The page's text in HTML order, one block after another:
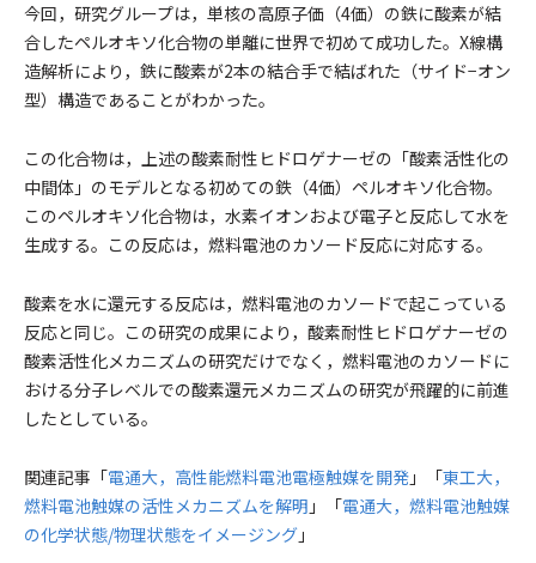
今回，研究グループは，単核の高原子価（4価）の鉄に酸素が結
合したペルオキソ化合物の単離に世界で初めて成功した。X線構
造解析により，鉄に酸素が2本の結合手で結ばれた（サイド−オン
型）構造であることがわかった。
この化合物は，上述の酸素耐性ヒドロゲナーゼの「酸素活性化の
中間体」のモデルとなる初めての鉄（4価）ペルオキソ化合物。
このペルオキソ化合物は，水素イオンおよび電子と反応して水を
生成する。この反応は，燃料電池のカソード反応に対応する。
酸素を水に還元する反応は，燃料電池のカソードで起こっている
反応と同じ。この研究の成果により，酸素耐性ヒドロゲナーゼの
酸素活性化メカニズムの研究だけでなく，燃料電池のカソードに
おける分子レベルでの酸素還元メカニズムの研究が飛躍的に前進
したとしている。
関連記事「電通大，高性能燃料電池電極触媒を開発 」「東工大，
燃料電池触媒の活性メカニズムを解明 」「電通大，燃料電池触媒
の化学状態/物理状態をイメージング 」